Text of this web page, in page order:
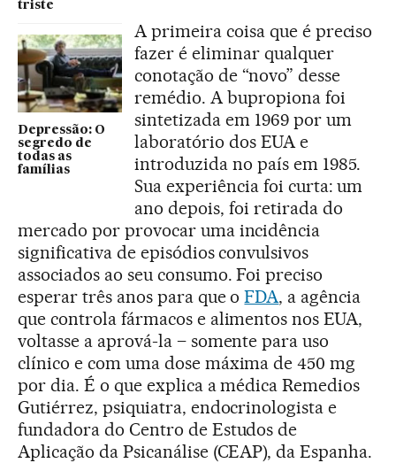
triste
Depressão: O
segredo de
todas as
famílias
A primeira coisa que é preciso
fazer é eliminar qualquer
conotação de “novo” desse
remédio. A bupropiona foi
sintetizada em 1969 por um
laboratório dos EUA e
introduzida no país em 1985.
Sua experiência foi curta: um
ano depois, foi retirada do
mercado por provocar uma incidência
significativa de episódios convulsivos
associados ao seu consumo. Foi preciso
esperar três anos para que oFDA, a agência
que controla fármacos e alimentos nos EUA,
voltasse a aprová-la – somente para uso
clínico e com uma dose máxima de 450 mg
por dia. É o que explica a médica Remedios
Gutiérrez, psiquiatra, endocrinologista e
fundadora do Centro de Estudos de
Aplicação da Psicanálise (CEAP), da Espanha.